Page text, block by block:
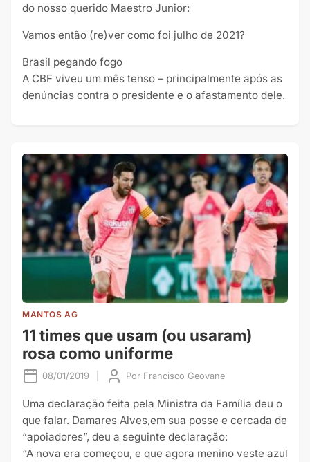
do nosso querido Maestro Junior:
Vamos então (re)ver como foi julho de 2021?
Brasil pegando fogo
A CBF viveu um mês tenso – principalmente após as
denúncias contra o presidente e o afastamento dele.
MANTOS AG
11 times que usam (ou usaram)
rosa como uniforme
08/01/2019 Por Francisco Geovane
Uma declaração feita pela Ministra da Família deu o
que falar. Damares Alves,em sua posse e cercada de
“apoiadores”, deu a seguinte declaração:
“A nova era começou, e que agora menino veste azul